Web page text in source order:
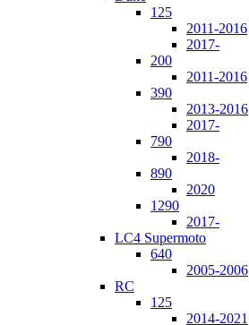
125
2011-2016
2017-
200
2011-2016
390
2013-2016
2017-
790
2018-
890
2020
1290
2017-
LC4 Supermoto
640
2005-2006
RC
125
2014-2021